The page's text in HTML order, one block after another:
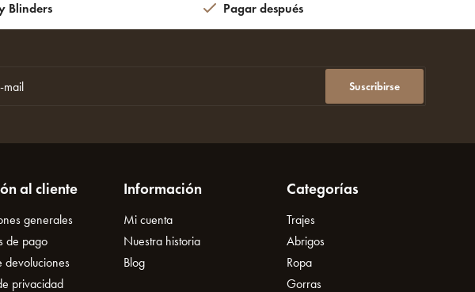
Blinders Pagar después
Suscribirse
al cliente
generales
de pago
devoluciones
privacidad
Información
Mi cuenta
Nuestra historia
Blog
Categorías
Trajes
Abrigos
Ropa
Gorras